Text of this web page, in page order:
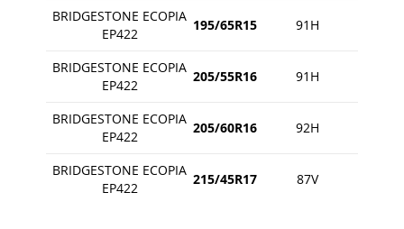
BRIDGESTONE ECOPIA
EP422
195/65R15 91H
BRIDGESTONE ECOPIA
EP422
205/55R16 91H
BRIDGESTONE ECOPIA
EP422
205/60R16 92H
BRIDGESTONE ECOPIA
EP422
215/45R17 87V